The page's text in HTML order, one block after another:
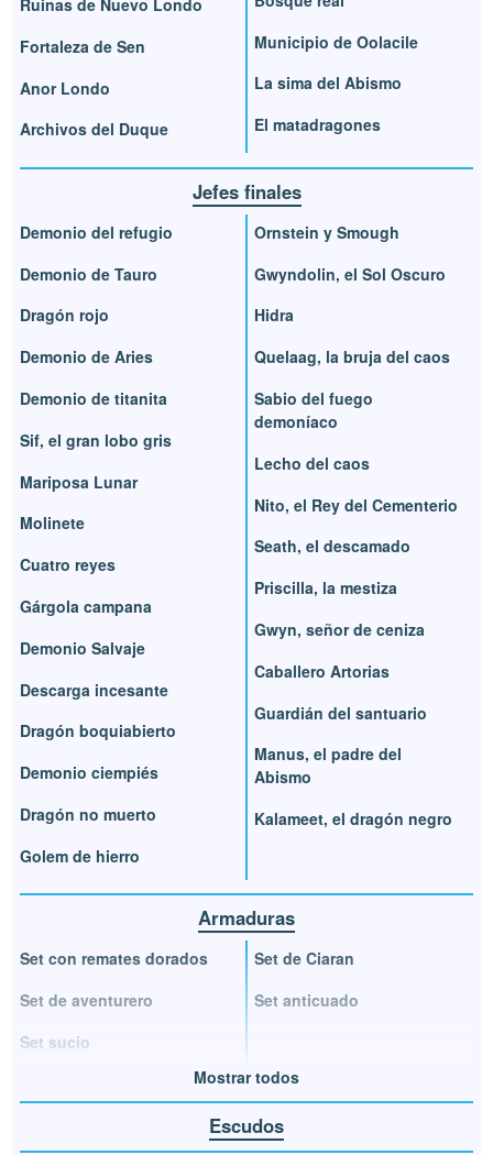
Ruinas de Nuevo Londo
Fortaleza de Sen
Anor Londo
Archivos del Duque
Municipio de Oolacile
La sima del Abismo
El matadragones
Jefes finales
Demonio del refugio
Demonio de Tauro
Dragón rojo
Demonio de Aries
Demonio de titanita
Sif, el gran lobo gris
Mariposa Lunar
Molinete
Cuatro reyes
Gárgola campana
Demonio Salvaje
Descarga incesante
Dragón boquiabierto
Demonio ciempiés
Dragón no muerto
Golem de hierro
Ornstein y Smough
Gwyndolin, el Sol Oscuro
Hidra
Quelaag, la bruja del caos
Sabio del fuego
demoníaco
Lecho del caos
Nito, el Rey del Cementerio
Seath, el descamado
Priscilla, la mestiza
Gwyn, señor de ceniza
Caballero Artorias
Guardián del santuario
Manus, el padre del
Abismo
Kalameet, el dragón negro
Armaduras
Set con remates dorados
Set de aventurero
Set sucio
Set de Ciaran
Set anticuado
Mostrar todos
Escudos